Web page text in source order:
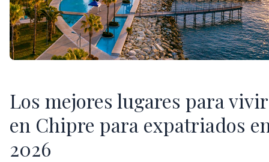
Los mejores lugares para vivir
en Chipre para expatriados
2026